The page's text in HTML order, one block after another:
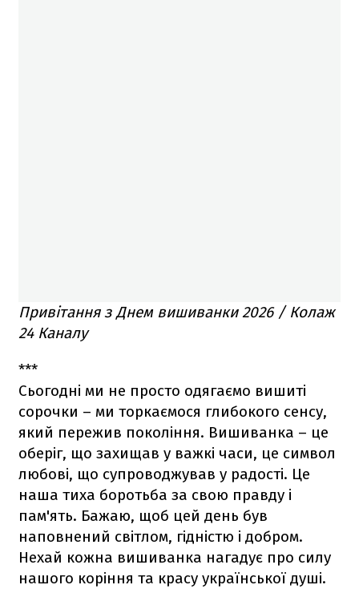
Привітання з Днем вишиванки 2026 / Колаж
24 Каналу
***
Сьогодні ми не просто одягаємо вишиті
сорочки – ми торкаємося глибокого сенсу,
який пережив покоління. Вишиванка – це
оберіг, що захищав у важкі часи, це символ
любові, що супроводжував у радості. Це
наша тиха боротьба за свою правду і
пам'ять. Бажаю, щоб цей день був
наповнений світлом, гідністю і добром.
Нехай кожна вишиванка нагадує про силу
нашого коріння та красу української душі.